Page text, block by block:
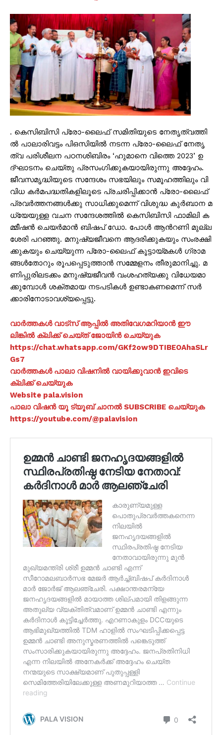
. കെ​​​സി​​​ബി​​​സി പ്രോ​-​​ലൈ​​​ഫ് സ​​​മി​​​തി​​​യു​​​ടെ നേ​​​തൃ​​​ത്വ​​​ത്തി​​​
ല്‍ പാ​​​ലാ​​​രി​​​വ​​​ട്ടം പി​​​ഒ​​​സി​​​യി​​​ല്‍ ന​​​ട​​​ന്ന പ്രോ​-​​ലൈ​​​ഫ് നേ​​​തൃ​​​
ത്വ പ​​​രി​​​ശീ​​​ല​​​ന പ​​​ഠ​​​ന​​​ശി​​​ബി​​​രം ‘ഹു​​​മാ​​​നെ വി​​​ത്തെ 2023’ ഉ​​​
ദ്ഘാ​​​ട​​​നം ചെ​​​യ്തു പ്ര​​​സം​​​ഗി​​​ക്കു​​​ക​​​യാ​​​യി​​​രു​​​ന്നു അ​​​ദ്ദേ​​​ഹം.
ജീ​​​വ​​​സ​​​മൃ​​​ദ്ധി​​​യു​​​ടെ സ​​​ന്ദേ​​​ശം സ​​​ഭ​​​യി​​​ലും സ​​​മൂ​​​ഹ​​​ത്തി​​​ലും വി​​​
വി​​​ധ ക​​​ര്‍​മ​​​പ​​​ദ്ധ​​​തി​​​ക​​​ളി​​​ലൂ​​​ടെ പ്ര​​​ച​​​രി​​​പ്പി​​​ക്കാ​​​ന്‍ പ്രോ​-​​ലൈ​​​ഫ്
പ്ര​​​വ​​​ര്‍​ത്ത​​​ന​​​ങ്ങ​​​ള്‍​ക്കു സാ​​​ധി​​​ക്കു​​​മെ​​​ന്ന് വി​​​ശു​​​ദ്ധ കു​​​ര്‍​ബാ​​​ന മ​​​
ധ്യേ​​​യു​​​ള്ള വ​​ച​​ന സ​​​ന്ദേ​​​ശ​​​ത്തി​​​ൽ കെ​​​സി​​​ബി​​​സി ഫാ​​​മി​​​ലി ക​​​
മ്മീ​​​ഷ​​​ന്‍ ചെ​​​യ​​​ര്‍​മാ​​​ന്‍ ബി​​ഷ​​പ് ഡോ. ​​​പോ​​​ള്‍ ആ​​​ന്‍റ​​​ണി മു​​​ല്ല​​​
ശേ​​​രി പ​​​റ​​​ഞ്ഞു. മ​​നു​​​ഷ്യ​​​ജീ​​​വ​​​നെ ആ​​​ദ​​​രി​​​ക്കു​​​ക​​​യും സം​​​ര​​​ക്ഷി​​​
ക്കു​​​ക​​​യും ചെ​​​യ്യു​​​ന്ന പ്രോ​-​​ലൈ​​​ഫ് കൂ​​​ട്ടാ​​​യ്മ​​​ക​​​ള്‍ ഗ്രാ​​​മ​​​
ങ്ങ​​​ള്‍​തോ​​​റും രൂ​​​പ​​​പ്പെ​​​ടു​​​ത്താ​​​ന്‍ സ​​​മ്മേ​​​ള​​​നം തീ​​​രു​​​മാ​​​നി​​​ച്ചു. മ​​​
ണി​​​പ്പു​​​രി​​​ല​​​ട​​​ക്കം മ​​​നു​​​ഷ്യ​​​ജീ​​​വ​​​ന്‍ വം​​​ശ​​​ഹ​​​ത്യ​​​ക്കു വി​​​ധേ​​​യ​​​മാ​​​
ക്കു​​​മ്പോ​​​ള്‍ ശ​​​ക്ത​​​മാ​​​യ ന​​​ട​​​പ​​​ടി​​​ക​​​ള്‍ ഉ​​​ണ്ടാ​​​ക​​​ണ​​​മെ​​​ന്ന് സ​​​ര്‍​
ക്കാ​​​രി​​​നോ​​​ടാ​​വ​​ശ്യ​​പ്പെ​​ട്ടു.
വാർത്തകൾ വാട്സ് ആപ്പിൽ അതിവേഗമറിയാൻ ഈ
ലിങ്കിൽ ക്ലിക്ക് ചെയ്ത് ജോയിൻ ചെയ്യുക
https://chat.whatsapp.com/GKf2ow9DTIBEOAhaSLr
Gs7
വാർത്തകൾ പാലാ വിഷനിൽ വായിക്കുവാൻ ഇവിടെ
ക്ലിക്ക് ചെയ്യുക
Website pala.vision
പാലാ വിഷൻ യൂ ട്യൂബ് ചാനൽ SUBSCRIBE ചെയ്യുക
https://youtube.com/@palavision